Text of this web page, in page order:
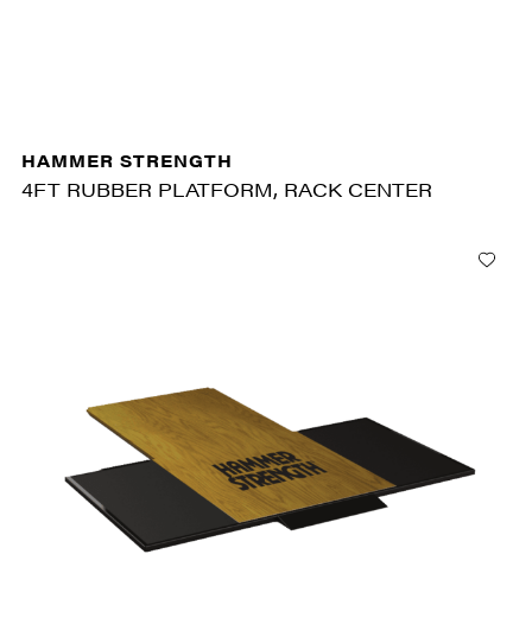
HAMMER STRENGTH
4FT RUBBER PLATFORM, RACK CENTER